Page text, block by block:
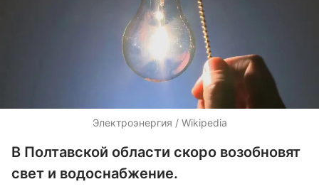
Электроэнергия / Wikipedia
В Полтавской области скоро возобновят
свет и водоснабжение.